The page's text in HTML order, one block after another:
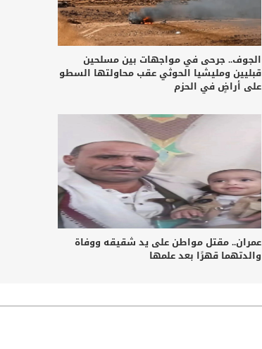
الجوف.. جرحى في مواجهات بين مسلحين
قبليين ومليشيا الحوثي عقب محاولتها السطو
على أراضٍ في الحزم
عمران.. مقتل مواطن على يد شقيقه ووفاة
والدتهما قهرًا بعد علمها